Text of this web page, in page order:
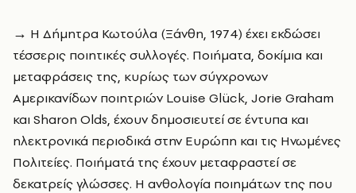
→ Η Δήμητρα Κωτούλα (Ξάνθη, 1974) έχει εκδώσει
τέσσερις ποιητικές συλλογές. Ποιήματα, δοκίμια και
μεταφράσεις της, κυρίως των σύγχρονων
Αμερικανίδων ποιητριών Louise Glück, Jorie Graham
και Sharon Olds, έχουν δημοσιευτεί σε έντυπα και
ηλεκτρονικά περιοδικά στην Ευρώπη και τις Ηνωμένες
Πολιτείες. Ποιήματά της έχουν μεταφραστεί σε
δεκατρείς γλώσσες. Η ανθολογία ποιημάτων της που